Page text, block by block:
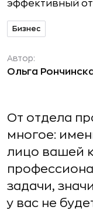
Бизнес
Автор:
Ольга
От отдела
многое:
лицо вашей
задачи,
у вас не